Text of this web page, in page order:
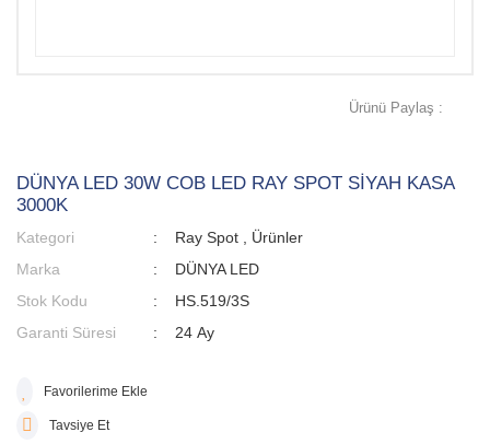
Ürünü Paylaş :
DÜNYA LED 30W COB LED RAY SPOT SİYAH KASA
3000K
Kategori Ray Spot
Ürünler
Marka
DÜNYA LED
Stok Kodu
HS.519/3S
Garanti Süresi
24 Ay
Tavsiye Et